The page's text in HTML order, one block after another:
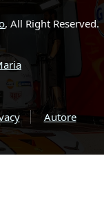
, All Right Reserved.
Autore